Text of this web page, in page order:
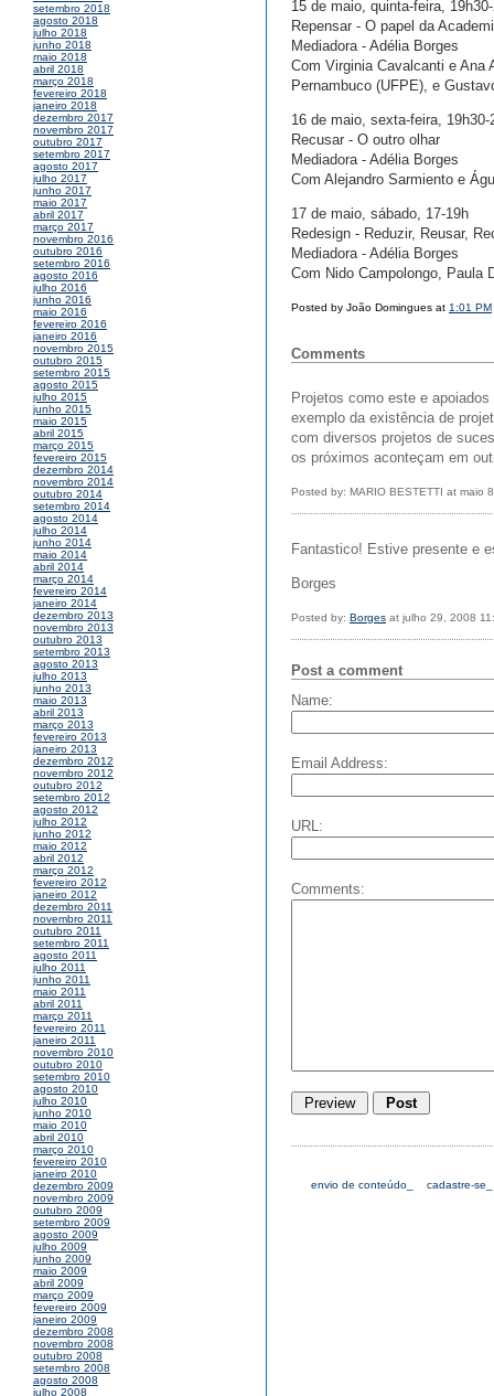
setembro 2018
agosto 2018
julho 2018
junho 2018
maio 2018
abril 2018
março 2018
fevereiro 2018
janeiro 2018
dezembro 2017
novembro 2017
outubro 2017
setembro 2017
agosto 2017
julho 2017
junho 2017
maio 2017
abril 2017
março 2017
novembro 2016
outubro 2016
setembro 2016
agosto 2016
julho 2016
junho 2016
maio 2016
fevereiro 2016
janeiro 2016
novembro 2015
outubro 2015
setembro 2015
agosto 2015
julho 2015
junho 2015
maio 2015
abril 2015
março 2015
fevereiro 2015
dezembro 2014
novembro 2014
outubro 2014
setembro 2014
agosto 2014
julho 2014
junho 2014
maio 2014
abril 2014
março 2014
fevereiro 2014
janeiro 2014
dezembro 2013
novembro 2013
outubro 2013
setembro 2013
agosto 2013
julho 2013
junho 2013
maio 2013
abril 2013
março 2013
fevereiro 2013
janeiro 2013
dezembro 2012
novembro 2012
outubro 2012
setembro 2012
agosto 2012
julho 2012
junho 2012
maio 2012
abril 2012
março 2012
fevereiro 2012
janeiro 2012
dezembro 2011
novembro 2011
outubro 2011
setembro 2011
agosto 2011
julho 2011
junho 2011
maio 2011
abril 2011
março 2011
fevereiro 2011
janeiro 2011
novembro 2010
outubro 2010
setembro 2010
agosto 2010
julho 2010
junho 2010
maio 2010
abril 2010
março 2010
fevereiro 2010
janeiro 2010
dezembro 2009
novembro 2009
outubro 2009
setembro 2009
agosto 2009
julho 2009
junho 2009
maio 2009
abril 2009
março 2009
fevereiro 2009
janeiro 2009
dezembro 2008
novembro 2008
outubro 2008
setembro 2008
agosto 2008
julho 2008
15 de maio, quinta-feira,
Repensar - O papel da
Mediadora - Adélia Borges
Com Virginia Cavalcanti e Ana
Pernambuco (UFPE), e
16 de maio, sexta-feira, 19h30-
Recusar - O outro olhar
Mediadora - Adélia Borges
Com Alejandro Sarmiento e
17 de maio, sábado, 17-19h
Redesign - Reduzir, Reusar,
Mediadora - Adélia Borges
Com Nido Campolongo, Paula
Posted by João Domingues at 1:01 PM
Comments
Projetos como este e
exemplo da existência de
com diversos projetos de
os próximos aconteçam em
Posted by: MARIO BESTETTI at maio
Fantastico! Estive presente e
Borges
Posted by: Borges at julho 29, 2008
Post a comment
Name:
Email Address:
URL:
Comments:
envio de conteúdo_ cadastre-se_